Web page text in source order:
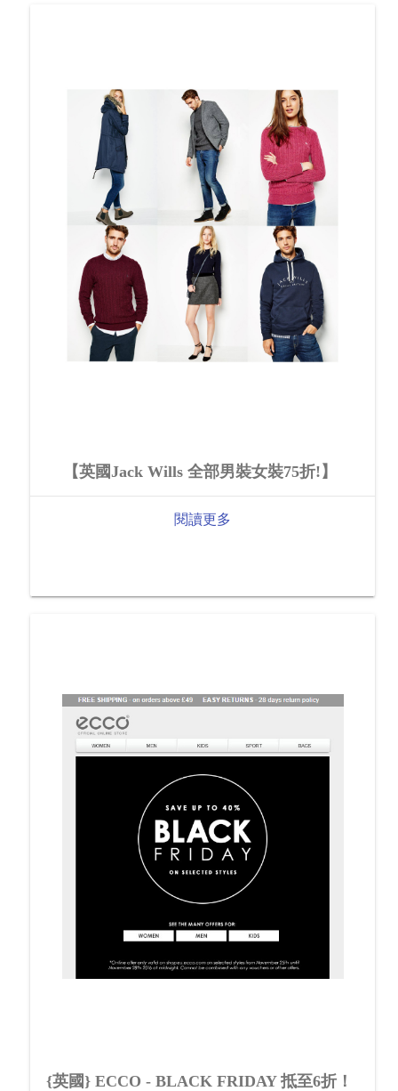
【英國Jack Wills 全部男裝女裝75折!】
閱讀更多
{英國} ECCO - BLACK FRIDAY 抵至6折！